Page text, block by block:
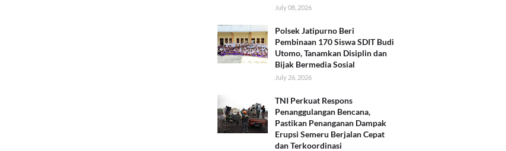
July 08, 2026
Polsek Jatipurno Beri
Pembinaan 170 Siswa SDIT Budi
Utomo, Tanamkan Disiplin dan
Bijak Bermedia Sosial
July 26, 2026
TNI Perkuat Respons
Penanggulangan Bencana,
Pastikan Penanganan Dampak
Erupsi Semeru Berjalan Cepat
dan Terkoordinasi